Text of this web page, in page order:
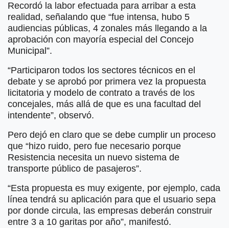
Recordó la labor efectuada para arribar a esta
realidad, señalando que “fue intensa, hubo 5
audiencias públicas, 4 zonales más llegando a la
aprobación con mayoría especial del Concejo
Municipal”.
“Participaron todos los sectores técnicos en el
debate y se aprobó por primera vez la propuesta
licitatoria y modelo de contrato a través de los
concejales, más allá de que es una facultad del
intendente”, observó.
Pero dejó en claro que se debe cumplir un proceso
que “hizo ruido, pero fue necesario porque
Resistencia necesita un nuevo sistema de
transporte público de pasajeros”.
“Esta propuesta es muy exigente, por ejemplo, cada
línea tendrá su aplicación para que el usuario sepa
por donde circula, las empresas deberán construir
entre 3 a 10 garitas por año”, manifestó.